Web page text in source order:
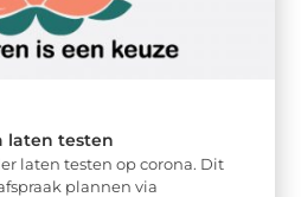
laten testen
laten testen op corona. Dit
plannen via